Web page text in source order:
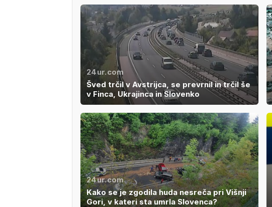
24ur.com
Šved trčil v Avstrijca, se prevrnil in trčil še
v Finca, Ukrajinca in Slovenko
24ur.com
Kako se je zgodila huda nesreča pri Višnji
Gori, v kateri sta umrla Slovenca?